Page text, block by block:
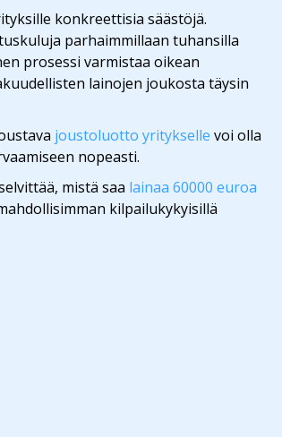
konkreettisia säästöjä.
parhaimmillaan tuhansilla
prosessi varmistaa oikean
lainojen joukosta täysin
joustoluotto yritykselle voi olla
nopeasti.
mistä saa lainaa 60000 euroa
kilpailukykyisillä